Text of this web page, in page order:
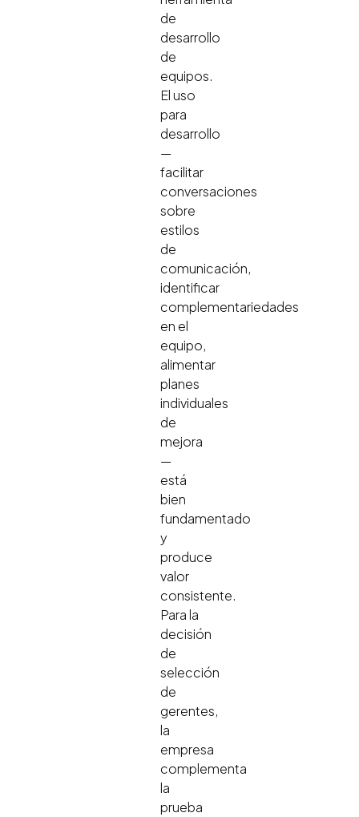
de
desarrollo
de
equipos.
El uso
para
desarrollo
—
facilitar
conversaciones
sobre
estilos
de
comunicación,
identificar
complementariedades
en el
equipo,
alimentar
planes
individuales
de
mejora
—
está
bien
fundamentado
y
produce
valor
consistente.
Para la
decisión
de
selección
de
gerentes,
la
empresa
complementa
la
prueba